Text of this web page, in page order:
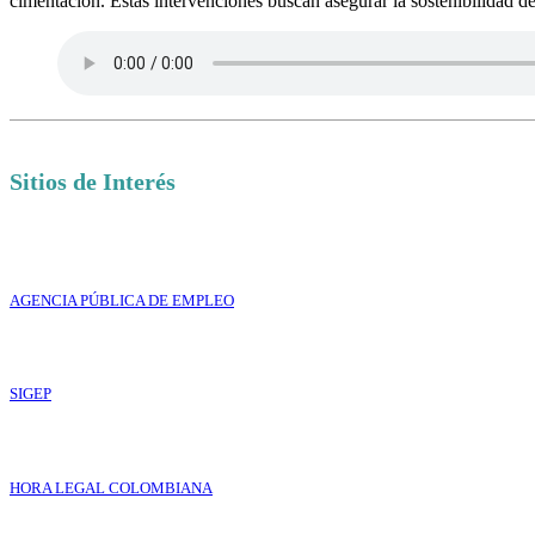
Sitios de Interés
AGENCIA PÚBLICA DE EMPLEO
SIGEP
HORA LEGAL COLOMBIANA